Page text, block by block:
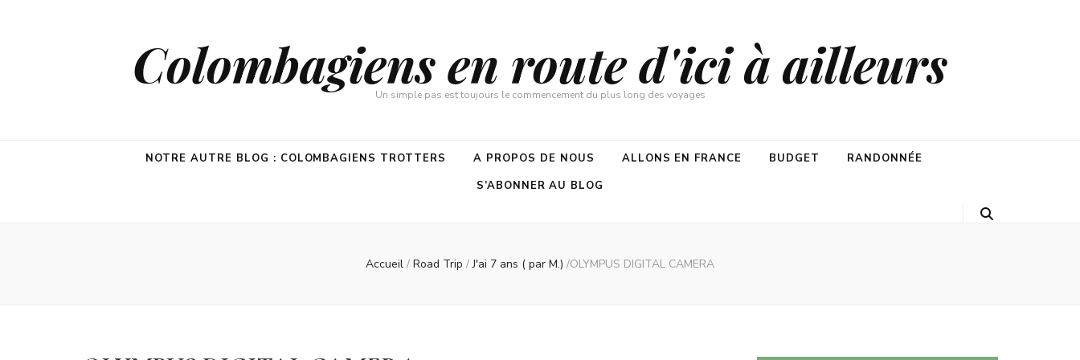
Colombagiens en route d'ici à ailleurs
Un simple pas est toujours le commencement du plus long des voyages
NOTRE AUTRE BLOG : COLOMBAGIENS TROTTERS A PROPOS DE NOUS ALLONS EN FRANCE BUDGET
RANDONNÉE
S’ABONNER AU BLOG
Accueil / Road Trip / J'ai 7 ans ( par M.) /OLYMPUS DIGITAL CAMERA